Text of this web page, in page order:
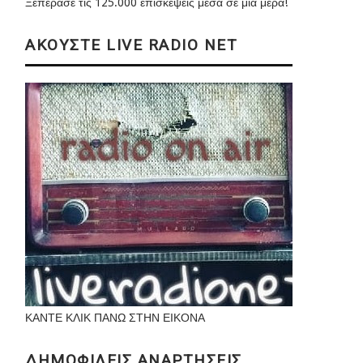
Ξεπέρασε τις 125.000 επισκέψεις μέσα σε μια μέρα!
ΑΚΟΥΣΤΕ LIVE RADIO NET
ΚΑΝΤΕ ΚΛΙΚ ΠΑΝΩ ΣΤΗΝ ΕΙΚΟΝΑ